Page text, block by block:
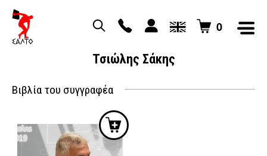
0
Τσιώλης Σάκης
Βιβλία του συγγραφέα